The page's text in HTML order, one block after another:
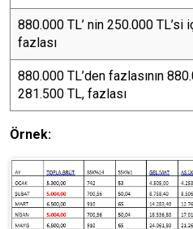
880.000 TL’ nin 250.000 TL’si
fazlası
880.000 TL’den fazlasının
281.500 TL, fazlası
Örnek: